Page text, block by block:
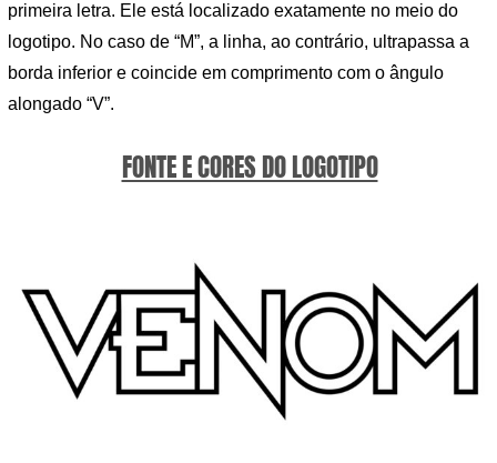
primeira letra. Ele está localizado exatamente no meio do
logotipo. No caso de “M”, a linha, ao contrário, ultrapassa a
borda inferior e coincide em comprimento com o ângulo
alongado “V”.
FONTE E CORES DO LOGOTIPO